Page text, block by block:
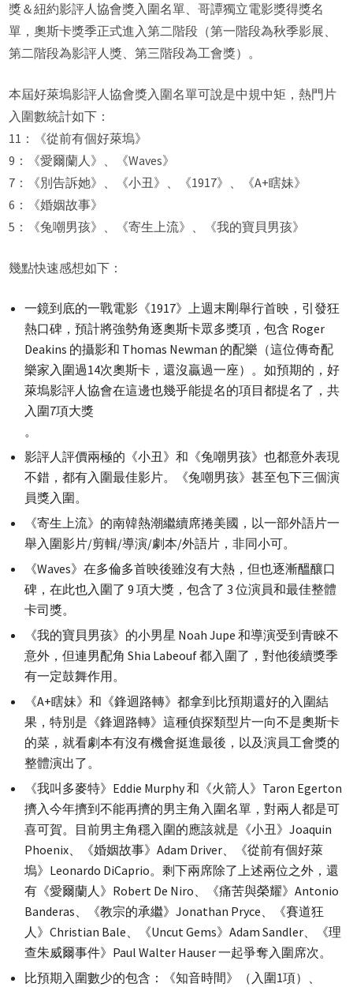
獎＆紐約影評人協會獎入圍名單、哥譚獨立電影獎得獎名
單，奧斯卡獎季正式進入第二階段（第一階段為秋季影展、
第二階段為影評人獎、第三階段為工會獎）。
本屆好萊塢影評人協會獎入圍名單可說是中規中矩，熱門片
入圍數統計如下：
11：《從前有個好萊塢》
9：《愛爾蘭人》、《Waves》
7：《別告訴她》、《小丑》、《1917》、《A+瞎妹》
6：《婚姻故事》
5：《兔嘲男孩》、《寄生上流》、《我的寶貝男孩》
幾點快速感想如下：
一鏡到底的一戰電影《1917》上週末剛舉行首映，引發狂
熱口碑，預計將強勢角逐奧斯卡眾多獎項，包含 Roger
Deakins 的攝影和 Thomas Newman 的配樂（這位傳奇配
樂家入圍過14次奧斯卡，還沒贏過一座）。如預期的，好
萊塢影評人協會在這邊也幾乎能提名的項目都提名了，共
入圍7項大獎
。
影評人評價兩極的《小丑》和《兔嘲男孩》也都意外表現
不錯，都有入圍最佳影片。《兔嘲男孩》甚至包下三個演
員獎入圍。
《寄生上流》的南韓熱潮繼續席捲美國，以一部外語片一
舉入圍影片/剪輯/導演/劇本/外語片，非同小可。
《Waves》在多倫多首映後雖沒有大熱，但也逐漸醞釀口
碑，在此也入圍了 9 項大獎，包含了 3 位演員和最佳整體
卡司獎。
《我的寶貝男孩》的小男星 Noah Jupe 和導演受到青睞不
意外，但連男配角 Shia Labeouf 都入圍了，對他後續獎季
有一定鼓舞作用。
《A+瞎妹》和《鋒迴路轉》都拿到比預期還好的入圍結
果，特別是《鋒迴路轉》這種偵探類型片一向不是奧斯卡
的菜，就看劇本有沒有機會挺進最後，以及演員工會獎的
整體演出了。
《我叫多麥特》Eddie Murphy 和《火箭人》Taron Egerton
擠入今年擠到不能再擠的男主角入圍名單，對兩人都是可
喜可賀。目前男主角穩入圍的應該就是《小丑》Joaquin
Phoenix、《婚姻故事》Adam Driver、《從前有個好萊
塢》Leonardo DiCaprio。剩下兩席除了上述兩位之外，還
有《愛爾蘭人》Robert De Niro、《痛苦與榮耀》Antonio
Banderas、《教宗的承繼》Jonathan Pryce、《賽道狂
人》Christian Bale、《Uncut Gems》Adam Sandler、《理
查朱威爾事件》Paul Walter Hauser 一起爭奪入圍席次。
比預期入圍數少的包含：《知音時間》（入圍1項）、